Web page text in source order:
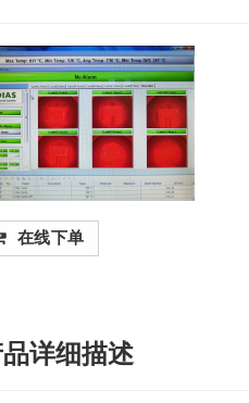
在线下单
详细描述